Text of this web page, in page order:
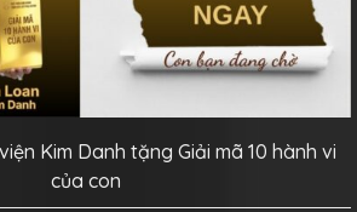
Kim Danh tặng Giải mã 10 hành vi
của con